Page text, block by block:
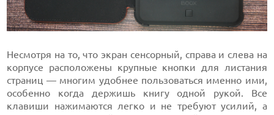
Несмотря на то, что экран сенсорный, справа и слева на
корпусе расположены крупные кнопки для листания
страниц — многим удобнее пользоваться именно ими,
особенно когда держишь книгу одной рукой. Все
клавиши нажимаются легко и не требуют усилий, а